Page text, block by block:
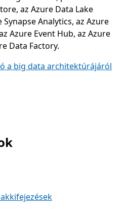
az Azure Data Lake
Synapse Analytics, az Azure
Azure Event Hub, az Azure
Data Factory.
a big data architektúrájáról